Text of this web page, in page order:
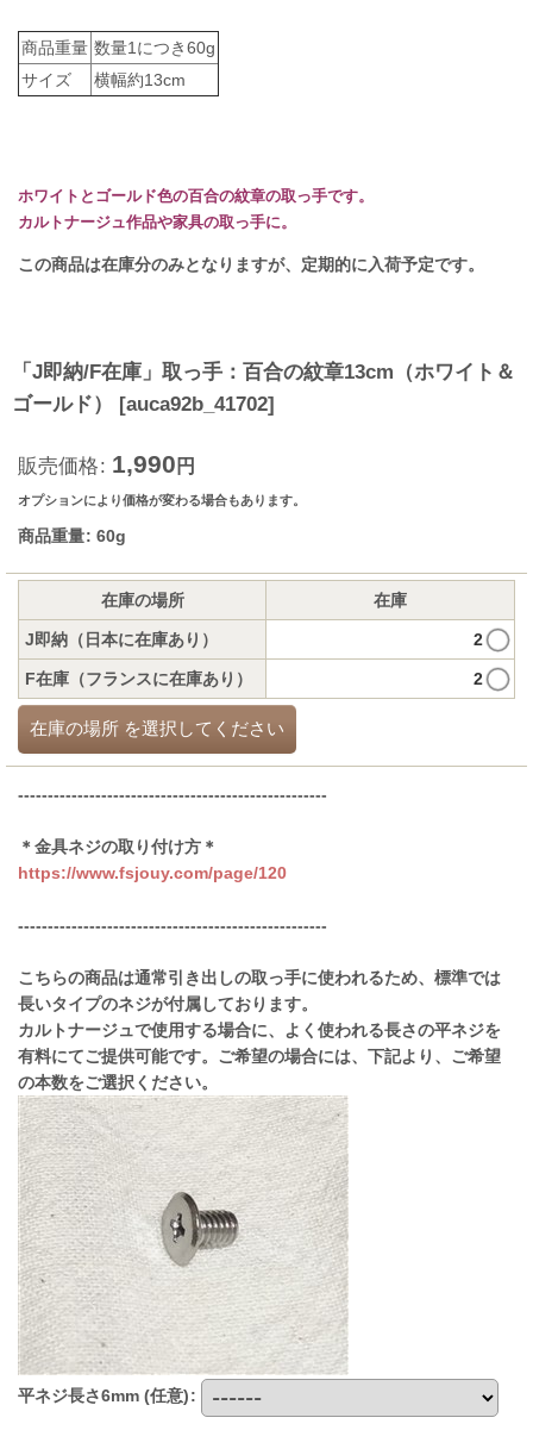
商品重量 数量1につき60g
サイズ
横幅約13cm
ホワイトとゴールド色の百合の紋章の取っ手です。
カルトナージュ作品や家具の取っ手に。
この商品は在庫分のみとなりますが、定期的に入荷予定です。
「J即納/F在庫」取っ手：百合の紋章13cm（ホワイト＆
ゴールド）
[auca92b_41702]
販売価格: 1,990 円
オプションにより価格が変わる場合もあります。
商品重量: 60g
在庫の場所 在庫
J即納（日本に在庫あり） 2
F在庫（フランスに在庫あり） 2
在庫の場所 を選択してください
----------------------------------------------------
＊金具ネジの取り付け方＊
https://www.fsjouy.com/page/120
----------------------------------------------------
こちらの商品は通常引き出しの取っ手に使われるため、標準では
長いタイプのネジが付属しております。
カルトナージュで使用する場合に、よく使われる長さの平ネジを
有料にてご提供可能です。ご希望の場合には、下記より、ご希望
の本数をご選択ください。
平ネジ長さ6mm (任意):